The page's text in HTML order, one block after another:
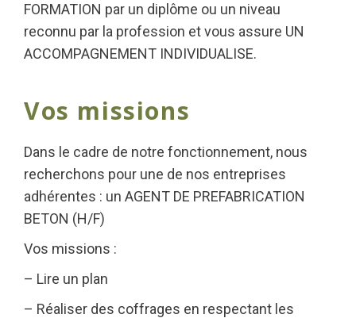
FORMATION par un diplôme ou un niveau
reconnu par la profession et vous assure UN
ACCOMPAGNEMENT INDIVIDUALISE.
Vos missions
Dans le cadre de notre fonctionnement, nous
recherchons pour une de nos entreprises
adhérentes : un AGENT DE PREFABRICATION
BETON (H/F)
Vos missions :
– Lire un plan
– Réaliser des coffrages en respectant les